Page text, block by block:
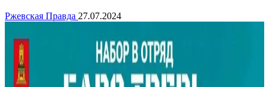
Ржевская Правда 27.07.2024